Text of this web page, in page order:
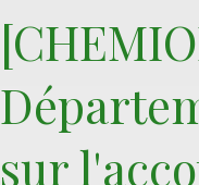
sur